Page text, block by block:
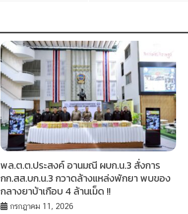
พล.ต.ต.ประสงค์ อานมณี ผบก.น.3 สั่งการ
กก.สส.บก.น.3 กวาดล้างแหล่งพักยา พบของ
กลางยาบ้าเกือบ 4 ล้านเม็ด !!
กรกฎาคม 11, 2026